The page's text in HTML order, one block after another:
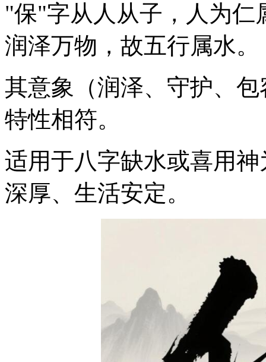
"保"字从人从子，人为仁
润泽万物，故五行属水。
其意象（润泽、守护、
特性相符。
适用于八字缺水或喜用
深厚、生活安定。